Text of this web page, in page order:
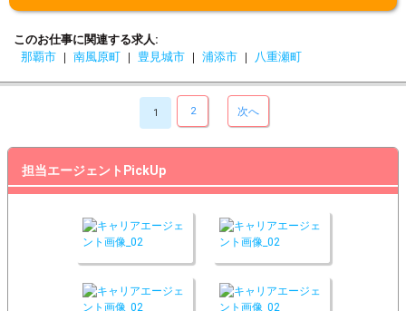
このお仕事に関連する求人
那覇市
南風原町 豊見城市 浦添市 八重瀬町
1 2 次へ
担当エージェントPickUp